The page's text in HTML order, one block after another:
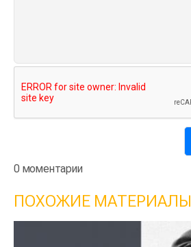
0 моментарии
ПОХОЖИЕ МАТЕРИАЛЫ